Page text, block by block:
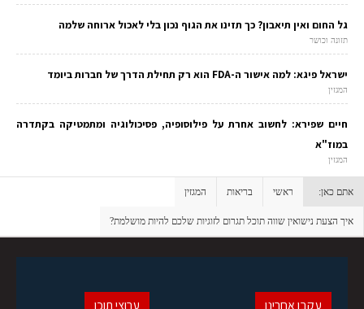
גל החום ואין תיאבון? כך תזינו את הגוף נכון בלי לאכול ארוחה שלמה
תזונה וכושר
ישראל פיגא: למה אישור ה-FDA הוא רק תחילת הדרך של חברות ביומד
המגזין
חיים שפירא: לחשוב אחרת על פילוסופיה, פסיכולוגיה ומתמטיקה בקתדרה
במוז"א
המגזין
אתם כאן: ראשי בריאות המגזין
איך הצעת נישואין שווה תוכל תגרום לזוגיות שלכם להיות מושלמת?
ערוצי תוכן עקבו אחרינו